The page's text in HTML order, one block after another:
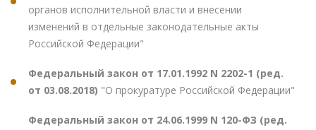
органов исполнительной власти и внесении
изменений в отдельные законодательные акты
Российской Федерации"
Федеральный закон от 17.01.1992 N 2202-1 (ред.
от 03.08.2018) "О прокуратуре Российской Федерации"
Федеральный закон от 24.06.1999 N 120-ФЗ (ред.